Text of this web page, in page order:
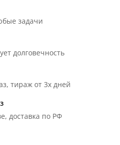
задачи
долговечность
тираж от 3х дней
доставка по РФ